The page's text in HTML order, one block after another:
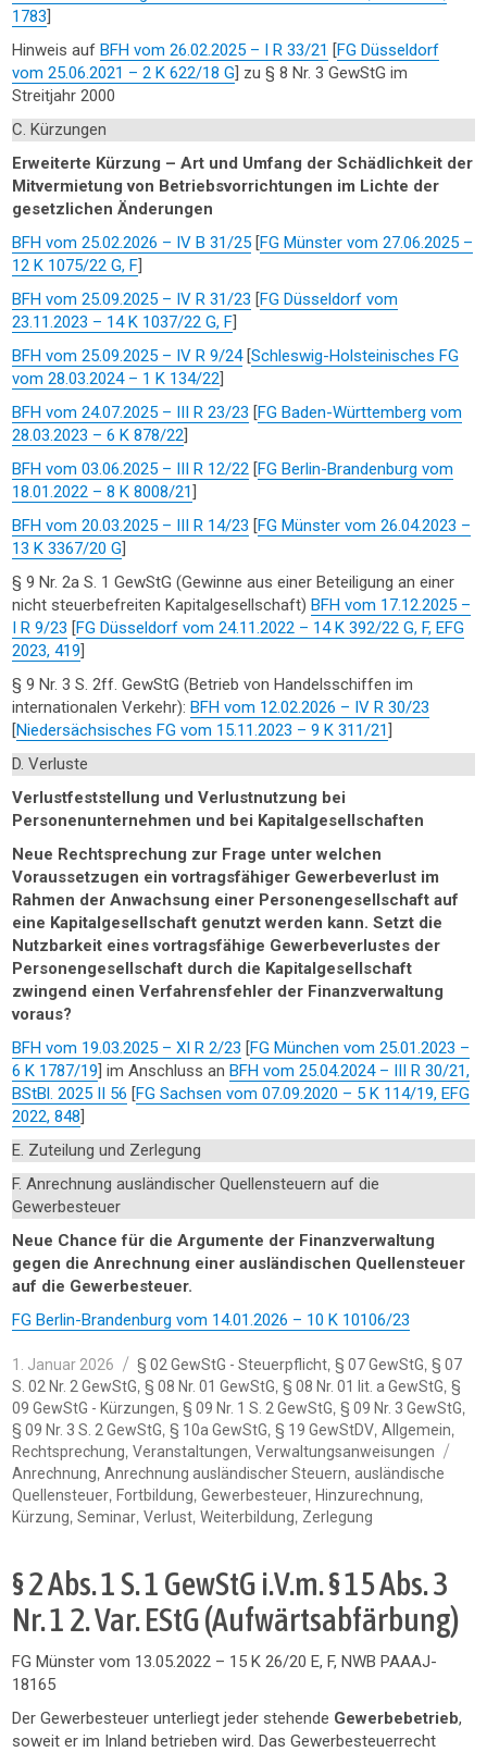
1783]
Hinweis aufBFH vom 26.02.2025 – I R 33/21 [FG Düsseldorf
vom 25.06.2021 – 2 K 622/18 G] zu § 8 Nr. 3 GewStG im
Streitjahr 2000
C. Kürzungen
Erweiterte Kürzung – Art und Umfang der Schädlichkeit der
Mitvermietung von Betriebsvorrichtungen im Lichte der
gesetzlichen Änderungen
BFH vom 25.02.2026 – IV B 31/25 [FG Münster vom 27.06.2025 –
12 K 1075/22 G, F]
BFH vom 25.09.2025 – IV R 31/23 [FG Düsseldorf vom
23.11.2023 – 14 K 1037/22 G, F]
BFH vom 25.09.2025 – IV R 9/24[Schleswig-Holsteinisches FG
vom 28.03.2024 – 1 K 134/22]
BFH vom 24.07.2025 – III R 23/23 [FG Baden-Württemberg vom
28.03.2023 – 6 K 878/22]
BFH vom 03.06.2025 – III R 12/22 [FG Berlin-Brandenburg vom
18.01.2022 – 8 K 8008/21]
BFH vom 20.03.2025 – III R 14/23 [FG Münster vom 26.04.2023 –
13 K 3367/20 G]
§ 9 Nr. 2a S. 1 GewStG (Gewinne aus einer Beteiligung an einer
nicht steuerbefreiten Kapitalgesellschaft)BFH vom 17.12.2025 –
I R 9/23 [FG Düsseldorf vom 24.11.2022 – 14 K 392/22 G, F, EFG
2023, 419]
§ 9 Nr. 3 S. 2ff. GewStG (Betrieb von Handelsschiffen im
internationalen Verkehr):BFH vom 12.02.2026 – IV R 30/23
[Niedersächsisches FG vom 15.11.2023 – 9 K 311/21]
D. Verluste
Verlustfeststellung und Verlustnutzung bei
Personenunternehmen und bei Kapitalgesellschaften
Neue Rechtsprechung zur Frage unter welchen
Voraussetzugen ein vortragsfähiger Gewerbeverlust im
Rahmen der Anwachsung einer Personengesellschaft auf
eine Kapitalgesellschaft genutzt werden kann. Setzt die
Nutzbarkeit eines vortragsfähige Gewerbeverlustes der
Personengesellschaft durch die Kapitalgesellschaft
zwingend einen Verfahrensfehler der Finanzverwaltung
voraus?
BFH vom 19.03.2025 – XI R 2/23 [FG München vom 25.01.2023 –
6 K 1787/19] im Anschluss anBFH vom 25.04.2024 – III R 30/21,
BStBl. 2025 II 56 [FG Sachsen vom 07.09.2020 – 5 K 114/19, EFG
2022, 848]
E. Zuteilung und Zerlegung
F. Anrechnung ausländischer Quellensteuern auf die
Gewerbesteuer
Neue Chance für die Argumente der Finanzverwaltung
gegen die Anrechnung einer ausländischen Quellensteuer
auf die Gewerbesteuer.
FG Berlin-Brandenburg vom 14.01.2026 – 10 K 10106/23
Veröffentlicht
am
1. Januar 2026 Kategorien
§ 02 GewStG - Steuerpflicht,§ 07 GewStG,§ 07
S. 02 Nr. 2 GewStG,§ 08 Nr. 01 GewStG,§ 08 Nr. 01 lit. a GewStG,§
09 GewStG - Kürzungen,§ 09 Nr. 1 S. 2 GewStG,§ 09 Nr. 3 GewStG,
§ 09 Nr. 3 S. 2 GewStG,§ 10a GewStG,§ 19 GewStDV,Allgemein,
Rechtsprechung,Veranstaltungen,Verwaltungsanweisungen
Anrechnung,Anrechnung ausländischer Steuern,ausländische
Quellensteuer,Fortbildung,Gewerbesteuer,Hinzurechnung,
Kürzung,Seminar,Verlust,Weiterbildung, Zerlegung
§ 2 Abs. 1 S. 1 GewStG i.V.m. § 15 Abs. 3
Nr. 1 2. Var. EStG (Aufwärtsabfärbung)
FG Münster vom 13.05.2022 – 15 K 26/20 E, F, NWB PAAAJ-
18165
Der Gewerbesteuer unterliegt jeder stehende Gewerbebetrieb,
soweit er im Inland betrieben wird. Das Gewerbesteuerrecht